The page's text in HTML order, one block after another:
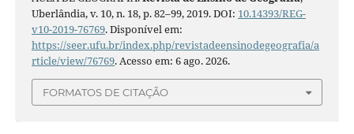
Uberlândia, v. 10, n. 18, p. 82–99, 2019. DOI: 10.14393/REG-
v10-2019-76769. Disponível em:
https://seer.ufu.br/index.php/revistadeensinodegeografia/a
rticle/view/76769. Acesso em: 6 ago. 2026.
FORMATOS DE CITAÇÃO